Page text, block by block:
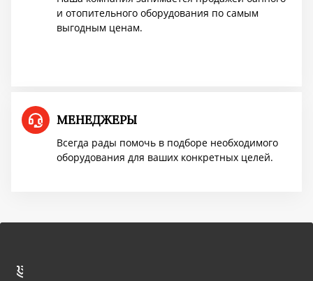
Успей купить "Легенду! по старой цене!
Акция TMF!
ПОВЫШЕНИЕ ЦЕН
Успей купить "Легенду! по старой цене!
и отопительного оборудования по самым
выгодным ценам.
МЕНЕДЖЕРЫ
Всегда рады помочь в подборе необходимого
оборудования для ваших конкретных целей.